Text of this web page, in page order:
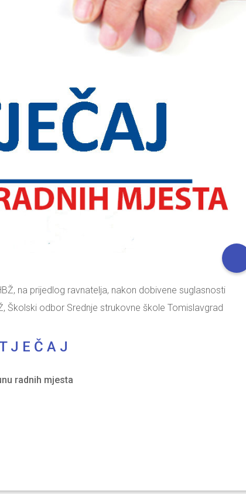
na prijedlog ravnatelja, nakon dobivene suglasnosti
Školski odbor Srednje strukovne škole Tomislavgrad
J E Č A J
radnih mjesta
prve razrede u školskoj
Obavijest: Termini popravnih ispita